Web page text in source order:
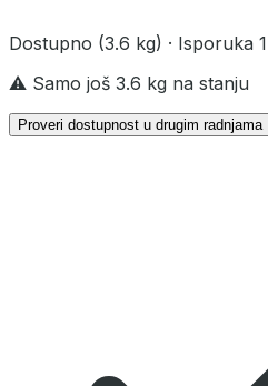
Dostupno (3.6 kg) · Isporuka
⚠️ Samo još 3.6 kg na stanju
Proveri dostupnost u drugim radnjama